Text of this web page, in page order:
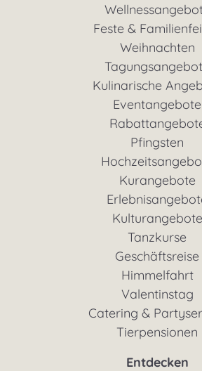
Feste &
Weihnachten
Kulinarische
Eventangebote
Pfingsten
Kurangebote
Kulturangebote
Tanzkurse
Geschäftsreise
Himmelfahrt
Valentinstag
Catering &
Tierpensionen
Entdecken